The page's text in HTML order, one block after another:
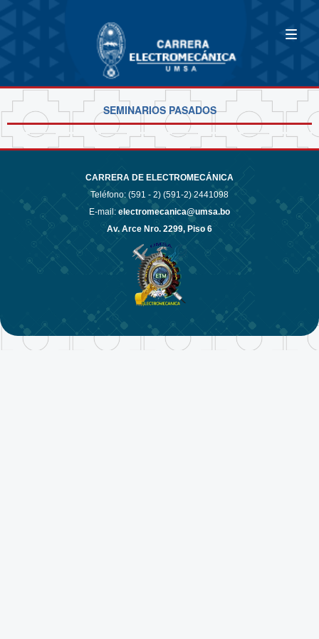
SEMINARIOS PASADOS
CARRERA DE ELECTROMECÁNICA
Teléfono: (591 - 2) (591-2) 2441098
E-mail: electromecanica@umsa.bo
Av. Arce Nro. 2299, Piso 6